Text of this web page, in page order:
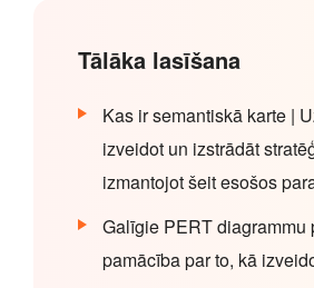
Tālāka lasīšana
Kas ir semantiskā karte |
izveidot un izstrādāt
izmantojot šeit esošos
Galīgie PERT diagrammu
pamācība par to, kā